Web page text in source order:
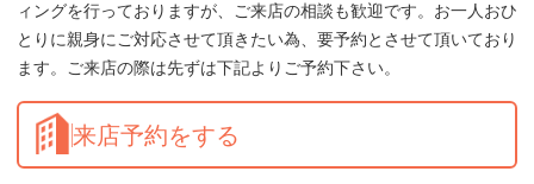
ィングを行っておりますが、ご来店の相談も歓迎です。お一人おひ
とりに親身にご対応させて頂きたい為、要予約とさせて頂いており
ます。ご来店の際は先ずは下記よりご予約下さい。
来店予約をする